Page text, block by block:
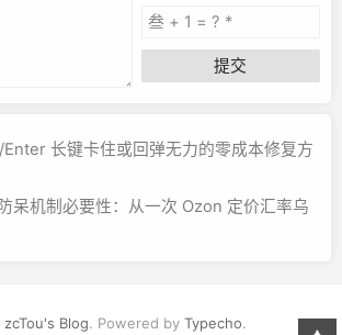
提交
长键卡住或回弹无力的零成本修复方
呆机制必要性：从一次 Ozon 定价汇率乌
zcTou's Blog. Powered by Typecho.